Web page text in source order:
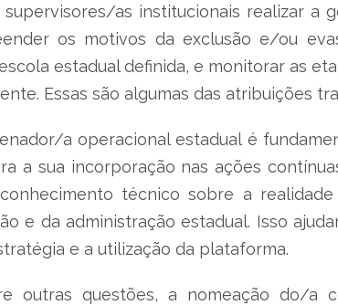
supervisores/as institucionais realizar a
os motivos da exclusão e/ou
estadual definida, e monitorar as
Essas são algumas das atribuições
a operacional estadual é
a sua incorporação nas ações
técnico sobre a
e da administração estadual. Isso
e a utilização da plataforma.
outras questões, a nomeação do/a